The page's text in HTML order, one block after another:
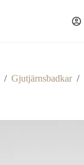
/ Gjutjärnsbadkar /